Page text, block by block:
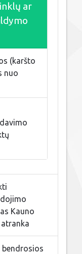
ar
(karšto
nuo
Kauno
bendrosios